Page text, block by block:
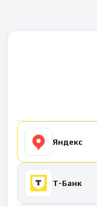
Яндекс
Т-Банк